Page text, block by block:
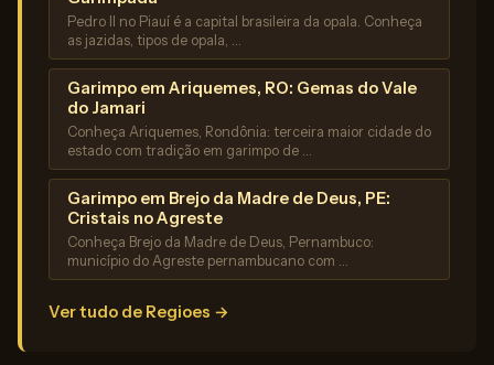
Pedro II no Piauí é a capital brasileira da opala. Conheça
as jazidas, tipos de opala, …
Garimpo em Ariquemes, RO: Gemas do Vale
do Jamari
Conheça Ariquemes, Rondônia: terceira maior cidade do
estado com tradição em garimpo de …
Garimpo em Brejo da Madre de Deus, PE:
Cristais no Agreste
Conheça Brejo da Madre de Deus, Pernambuco:
município do Agreste pernambucano com …
Ver tudo de Regioes →